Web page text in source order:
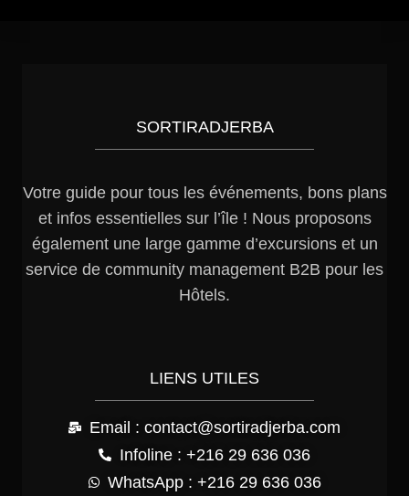
SORTIRADJERBA
Votre guide pour tous les événements, bons plans
et infos essentielles sur l’île ! Nous proposons
également une large gamme d’excursions et un
service de community management B2B pour les
Hôtels.
LIENS UTILES
Email : contact@sortiradjerba.com
Infoline : +216 29 636 036
WhatsApp : +216 29 636 036